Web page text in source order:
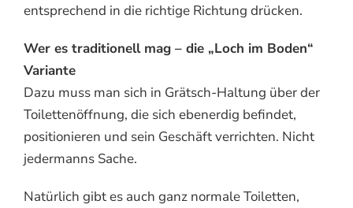
entsprechend in die richtige Richtung drücken.
Wer es traditionell mag – die „Loch im Boden“
Variante
Dazu muss man sich in Grätsch-Haltung über der
Toilettenöffnung, die sich ebenerdig befindet,
positionieren und sein Geschäft verrichten. Nicht
jedermanns Sache.
Natürlich gibt es auch ganz normale Toiletten,